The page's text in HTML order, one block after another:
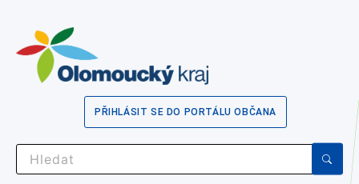
PŘIHLÁSIT SE DO PORTÁLU OBČANA